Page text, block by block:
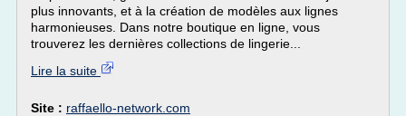
plus innovants, et à la création de modèles aux lignes
harmonieuses. Dans notre boutique en ligne, vous
trouverez les dernières collections de lingerie...
Lire la suite
Site : raffaello-network.com